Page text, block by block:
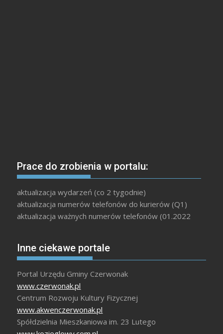
Prace do zrobienia w portalu:
aktualizacja wydarzeń (co 2 tygodnie)
aktualizacja numerów telefonów do kurierów (Q1)
aktualizacja ważnych numerów telefonów (01.2022
Inne ciekawe portale
Portal Urzędu Gminy Czerwonak
www.czerwonak.pl
Centrum Rozwoju Kultury Fizycznej
www.akwenczerwonak.pl
Spółdzielnia Mieszkaniowa im. 23 Lutego